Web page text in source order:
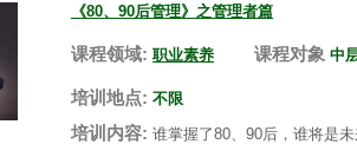
《80、90后管理》之管理者篇
课程领域: 职业素养 课程对象 中
培训地点: 不限
培训内容: 谁掌握了80、90后，谁将是